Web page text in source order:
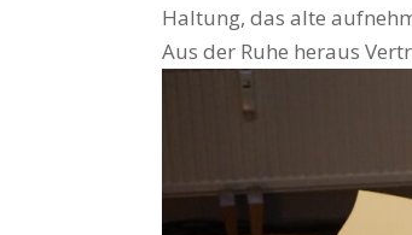
Haltung, das alte
Aus der Ruhe heraus